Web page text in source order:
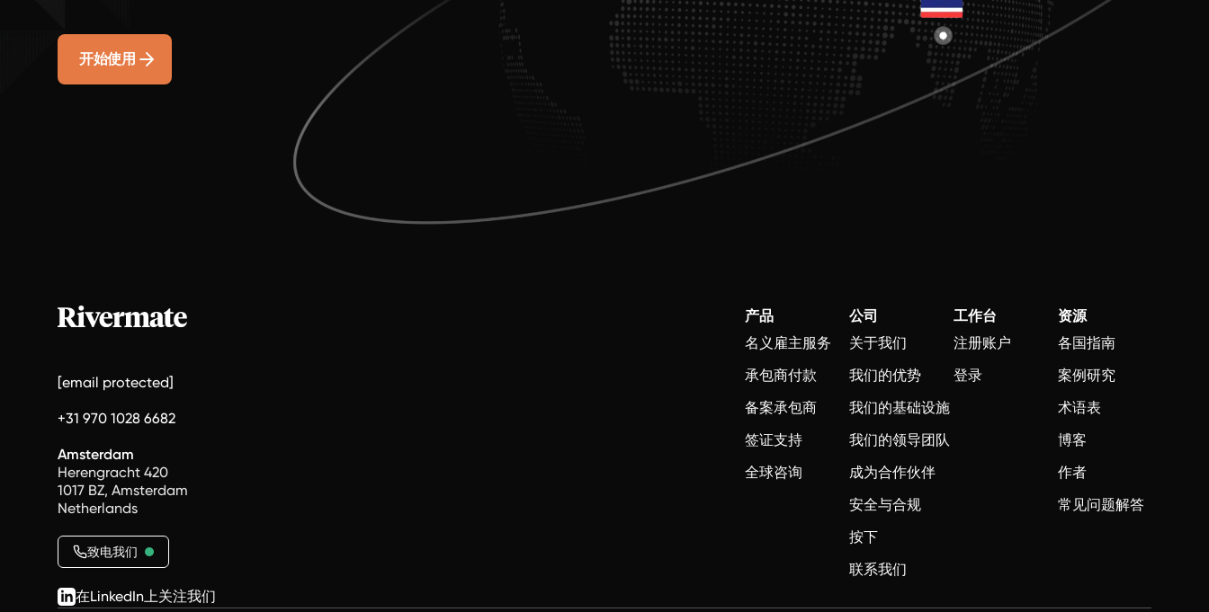
开始使用
[email protected]
+31 970 1028 6682
Amsterdam
Herengracht 420
1017 BZ, Amsterdam
Netherlands
致电我们
在LinkedIn上关注我们
产品
名义雇主服务
承包商付款
备案承包商
签证支持
全球咨询
公司
关于我们
我们的优势
我们的基础设施
我们的领导团队
成为合作伙伴
安全与合规
按下
联系我们
工作台
注册账户
登录
资源
各国指南
案例研究
术语表
博客
作者
常见问题解答